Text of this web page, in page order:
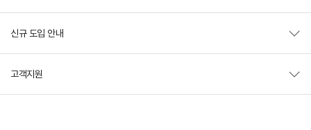
신규 도입 안내
고객지원